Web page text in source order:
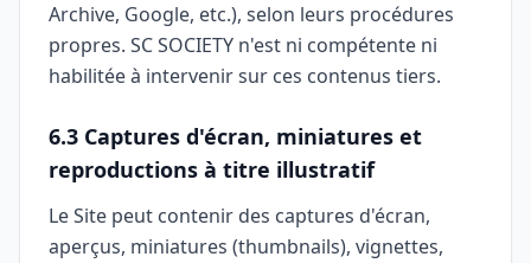
Archive, Google, etc.), selon leurs procédures
propres. SC SOCIETY n'est ni compétente ni
habilitée à intervenir sur ces contenus tiers.
6.3 Captures d'écran, miniatures et
reproductions à titre illustratif
Le Site peut contenir des captures d'écran,
aperçus, miniatures (thumbnails), vignettes,